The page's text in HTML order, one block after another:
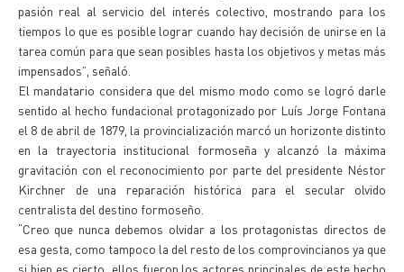
pasión real al servicio del interés colectivo, mostrando para los
tiempos lo que es posible lograr cuando hay decisión de unirse en la
tarea común para que sean posibles hasta los objetivos y metas más
impensados”, señaló.
El mandatario considera que del mismo modo como se logró darle
sentido al hecho fundacional protagonizado por Luís Jorge Fontana
el 8 de abril de 1879, la provincialización marcó un horizonte distinto
en la trayectoria institucional formoseña y alcanzó la máxima
gravitación con el reconocimiento por parte del presidente Néstor
Kirchner de una reparación histórica para el secular olvido
centralista del destino formoseño.
“Creo que nunca debemos olvidar a los protagonistas directos de
esa gesta, como tampoco la del resto de los comprovincianos ya que
si bien es cierto ellos fueron los actores principales de este hecho